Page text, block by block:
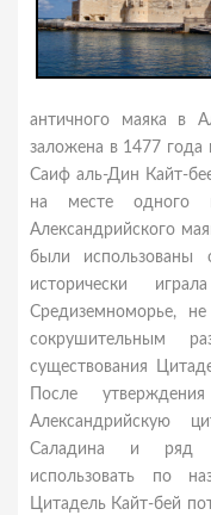
античного маяка в
заложена в 1477
Саиф аль-Дин Кайт-
на месте одного
Александрийского
были использованы
исторически
Средиземноморье,
сокрушительным
существования
После
Александрийскую
Саладина и ряд
использовать по
Цитадель Кайт-бей